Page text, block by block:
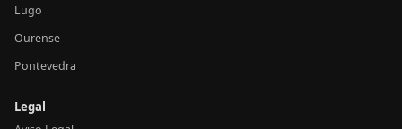
Lugo
Ourense
Pontevedra
Legal